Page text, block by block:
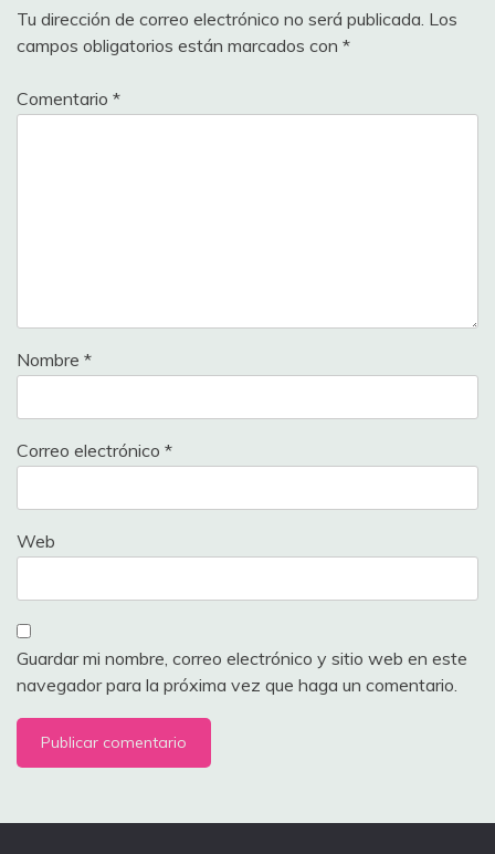
Tu dirección de correo electrónico no será publicada. Los
campos obligatorios están marcados con *
Comentario *
Nombre *
Correo electrónico *
Web
Guardar mi nombre, correo electrónico y sitio web en este
navegador para la próxima vez que haga un comentario.